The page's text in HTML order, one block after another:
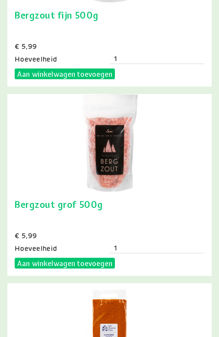
Bergzout fijn 500g
Prijs
€ 5,99
Hoeveelheid
Aan winkelwagen toevoegen
Bergzout grof 500g
Prijs
€ 5,99
Hoeveelheid
Aan winkelwagen toevoegen